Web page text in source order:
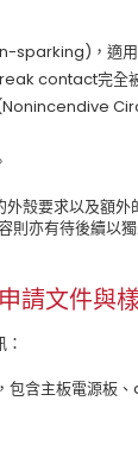
，適用
contact完全被
殼要求以及額
亦有待後續以
請文件與
包含主板電源板